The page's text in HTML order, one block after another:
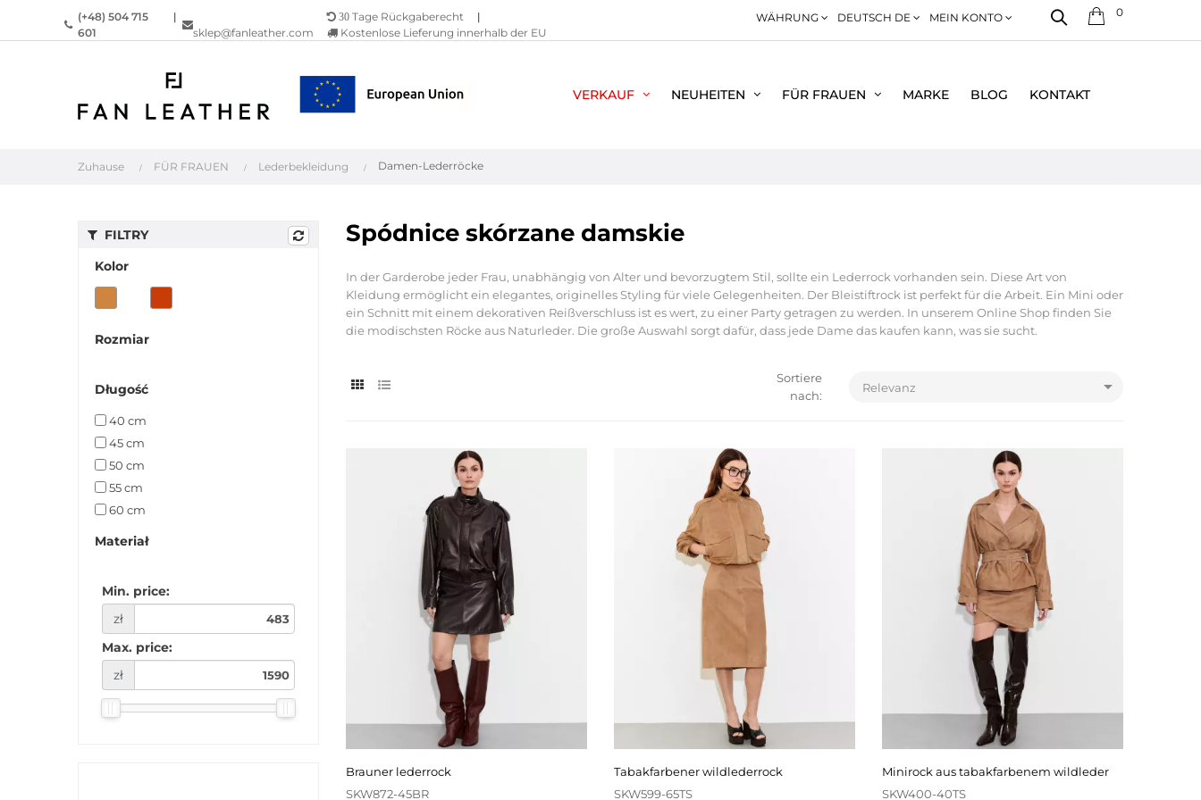
(+48) 504 715
601
|
sklep@fanleather.com
30Tage Rückgaberecht
|
Kostenlose Lieferung innerhalb der EU
WÄHRUNG DEUTSCH DE MEIN KONTO 0
VERKAUF NEUHEITEN FÜR FRAUEN MARKE BLOG KONTAKT
Zuhause FÜR FRAUEN Lederbekleidung Damen-Lederröcke
FILTRY
Kolor
Rozmiar
Długość
40 cm
45 cm
50 cm
55 cm
60 cm
Materiał
Min. price:
zł
Max. price:
zł
Spódnice skórzane damskie
In der Garderobe jeder Frau, unabhängig von Alter und bevorzugtem Stil, sollte ein Lederrock vorhanden sein. Diese Art von
Kleidung ermöglicht ein elegantes, originelles Styling für viele Gelegenheiten. Der Bleistiftrock ist perfekt für die Arbeit. Ein Mini oder
ein Schnitt mit einem dekorativen Reißverschluss ist es wert, zu einer Party getragen zu werden. In unserem Online Shop finden Sie
die modischsten Röcke aus Naturleder. Die große Auswahl sorgt dafür, dass jede Dame das kaufen kann, was sie sucht.
Sortiere
nach:
Relevanz 
brauner lederrock
SKW872-45BR
tabakfarbener wildlederrock
SKW599-65TS
minirock aus tabakfarbenem wildleder
SKW400-40TS